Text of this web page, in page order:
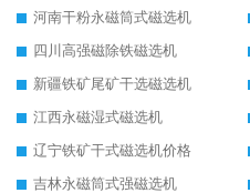
河南干粉永磁筒式磁选机
四川高强磁除铁磁选机
新疆铁矿尾矿干选磁选机
江西永磁湿式磁选机
辽宁铁矿干式磁选机价格
吉林永磁筒式强磁选机